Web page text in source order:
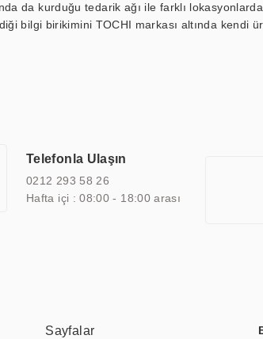
da kurduğu tedarik ağı ile farklı
bilgi birikimini TOCHI markası altında kendi
değerlere bağlı bir şekilde hareket
gelişimine katkı sağlamaktadır.
Telefonla Ulaşın
0212 293 58 26
Hafta içi : 08:00 - 18:00 arası
Sayfalar